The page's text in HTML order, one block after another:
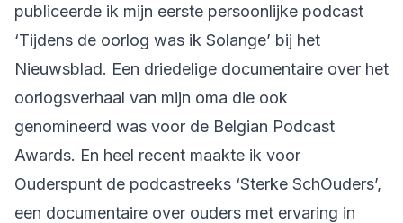
publiceerde ik mijn eerste persoonlijke podcast
‘Tijdens de oorlog was ik Solange’ bij het
Nieuwsblad. Een driedelige documentaire over het
oorlogsverhaal van mijn oma die ook
genomineerd was voor de Belgian Podcast
Awards. En heel recent maakte ik voor
Ouderspunt de podcastreeks ‘Sterke SchOuders’,
een documentaire over ouders met ervaring in